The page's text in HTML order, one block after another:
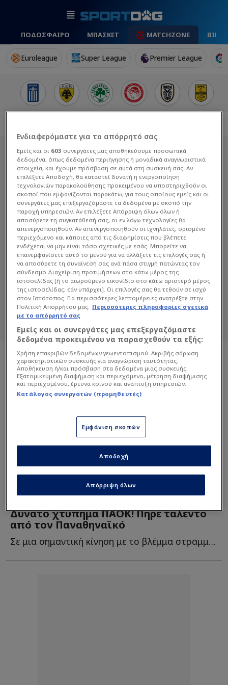
ΠΟΔΟΣΦΑΙΡΟ ΜΠΑΣΚΕΤ MATCHZONE
Euroleague Super League Premier League
ΣΆΒΒΑΣ ΒΑΜΒΑΚΊΔΗΣ
Διαβάστε όλα τα άρθρα του Sportdog
σχετικά με το θέμα Σάββας Βαμβακίδης.
Sportdog: Πιστό στον φίλαθλο.
Super League| 25/07/2025 - 18:30
Δυνατό χτύπημα ΠΑΟΚ! Πήρε ταλέντο
από τον Παναθηναϊκό
Σε μια σημαντική κίνηση με το βλέμμα στραμμένο για τ...
Ενδιαφερόμαστε για το απόρρητό σας
Εμείς και οι 603 συνεργάτες μας αποθηκεύουμε προσωπικά
δεδομένα, όπως δεδομένα περιήγησης ή μοναδικά αναγνωριστικά
στοιχεία, και έχουμε πρόσβαση σε αυτά στη συσκευή σας. Αν
επιλέξετε Αποδοχή, θα καταστεί δυνατή η ενεργοποίηση
τεχνολογιών παρακολούθησης προκειμένου να υποστηριχθούν οι
σκοποί που εμφανίζονται παρακάτω, για τους οποίους εμείς και οι
συνεργάτες μας επεξεργαζόμαστε τα δεδομένα με σκοπό την
παροχή υπηρεσιών. Αν επιλέξετε Απόρριψη όλων όλων ή
αποσύρετε τη συγκατάθεσή σας, οι εν λόγω τεχνολογίες θα
απενεργοποιηθούν. Αν απενεργοποιηθούν οι ιχνηλάτες, ορισμένο
περιεχόμενο και κάποιες από τις διαφημίσεις που βλέπετε
ενδέχεται να μην είναι τόσο σχετικές με εσάς. Μπορείτε να
επανεμφανίσετε αυτό το μενού για να αλλάξετε τις επιλογές σας ή
να αποσύρετε τη συναίνεσή σας ανά πάσα στιγμή πατώντας τον
σύνδεσμο Διαχείριση προτιμήσεων στο κάτω μέρος της
ιστοσελίδας [ή το αιωρούμενο εικονίδιο στο κάτω αριστερό μέρος
της ιστοσελίδας, εάν υπάρχει]. Οι επιλογές σας θα τεθούν σε ισχύ
στον Ιστότοπος. Για περισσότερες λεπτομέρειες ανατρέξτε στην
Πολιτική Απορρήτου μας. Περισσότερες πληροφορίες σχετικά
με το απόρρητό σας
Εμείς και οι συνεργάτες μας επεξεργαζόμαστε
δεδομένα προκειμένου να παρασχεθούν τα εξής:
Χρήση επακριβών δεδομένων γεωεντοπισμού. Ακριβής σάρωση
χαρακτηριστικών συσκευής για αναγνώριση ταυτότητας.
Αποθήκευση ή/και πρόσβαση στα δεδομένα μιας συσκευής.
Εξατομικευμένη διαφήμιση και περιεχόμενο, μέτρηση διαφήμισης
και περιεχομένου, έρευνα κοινού και ανάπτυξη υπηρεσιών.
Κατάλογος συνεργατών (προμηθευτές)
Εμφάνιση σκοπών
Απόρριψη όλων
Αποδοχή